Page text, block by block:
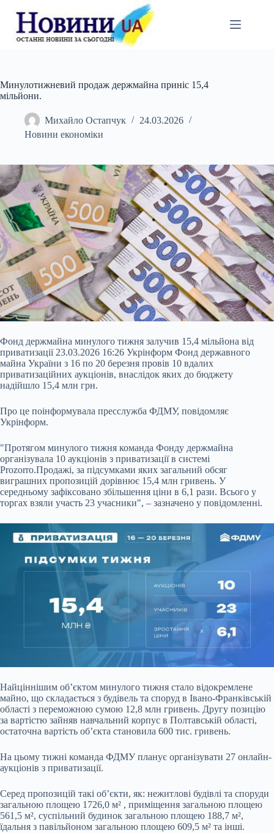
вмісту
Минулотижневий продаж держмайна приніс 15,4
мільйони.
Михайло Остапчук
24.03.2026
Новини економіки
Фонд держмайна минулого тижня залучив 15,4 мільйона від
приватизації 23.03.2026 16:26 Укрінформ Фонд державного
майна України з 16 по 20 березня провів 10 вдалих
приватизаційних аукціонів, внаслідок яких до бюджету
надійшло 15,4 млн грн.
Про це поінформувала пресслужба ФДМУ, повідомляє
Укрінформ.
"Протягом минулого тижня команда Фонду держмайна
організувала 10 аукціонів з приватизації в системі
Prozorro.Продажі, за підсумками яких загальний обсяг
виграшних пропозицій дорівнює 15,4 млн гривень. У
середньому зафіксовано збільшення ціни в 6,1 рази. Всього у
торгах взяли участь 23 учасники", – зазначено у повідомленні.
Найціннішим об’єктом минулого тижня стало відокремлене
майно, що складається з будівель та споруд в Івано-Франківській
області з переможною сумою 12,8 млн гривень. Другу позицію
за вартістю зайняв навчальний корпус в Полтавській області,
остаточна вартість об’єкта становила 600 тис. гривень.
На цьому тижні команда ФДМУ планує організувати 27 онлайн-
аукціонів з приватизації.
Серед пропозицій такі об’єкти, як: нежитлові будівлі та споруди
загальною площею 1726,0 м² , приміщення загальною площею
561,5 м², суспільний будинок загальною площею 188,7 м²,
їдальня з павільйоном загальною площею 609,5 м² та інші.